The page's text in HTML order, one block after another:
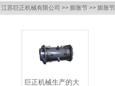
江苏巨正机械有限公司 >> 膨胀节 >> 膨胀节
巨正机械生产的大